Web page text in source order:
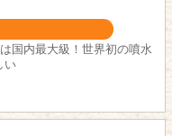
国内最大級！世界初の噴水
い